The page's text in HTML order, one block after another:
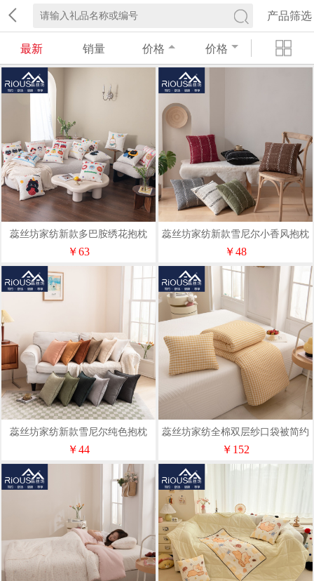
产品筛选
最新 销量 价格 价格
蕊丝坊家纺新款多巴胺绣花抱枕
￥63
蕊丝坊家纺新款雪尼尔小香风抱枕
￥48
蕊丝坊家纺新款雪尼尔纯色抱枕
￥44
蕊丝坊家纺全棉双层纱口袋被简约
抱枕被
￥152